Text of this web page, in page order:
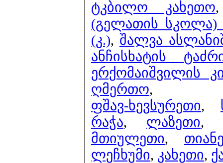
ტკბილო კახეთო
(გელათის
(კ.), შალვა
ანჩისხატის
ერქომაიშვილის
ღმერთო,
ფშავ-ხევსურეთი,
რაჭა, ლაზეთი,
მთიულეთი,
ლეჩხუმი, კახეთი,